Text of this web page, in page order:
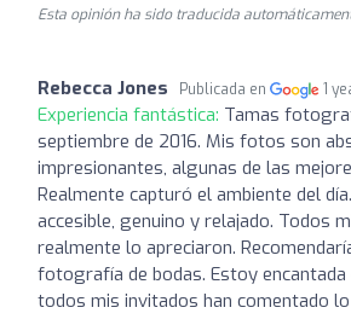
Esta opinión ha sido traducida
Rebecca Jones Publicada en 1
Experiencia fantástica: Tamas
septiembre de 2016. Mis fotos son
impresionantes, algunas de las
Realmente capturó el ambiente del
accesible, genuino y relajado. Todos
realmente lo apreciaron.
fotografía de bodas. Estoy
todos mis invitados han comentado